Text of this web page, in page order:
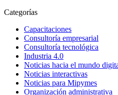
Categorías
Capacitaciones
Consultoría empresarial
Consultoría tecnológica
Industria 4.0
Noticias hacia el mundo
Noticias interactivas
Noticias para Mipymes
Organización administrativa